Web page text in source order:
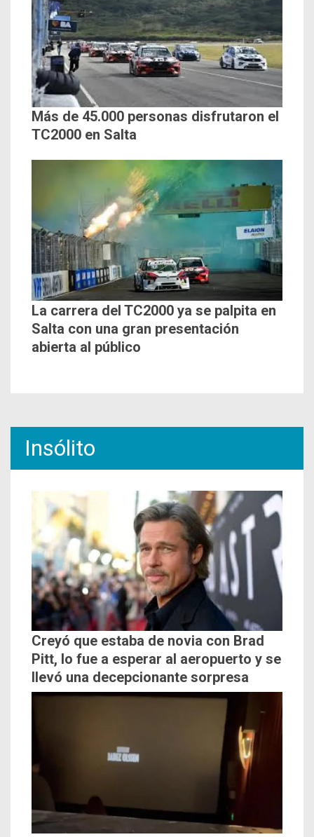
Más de 45.000 personas disfrutaron el
TC2000 en Salta
La carrera del TC2000 ya se palpita en
Salta con una gran presentación
abierta al público
Insólito
Creyó que estaba de novia con Brad
Pitt, lo fue a esperar al aeropuerto y se
llevó una decepcionante sorpresa